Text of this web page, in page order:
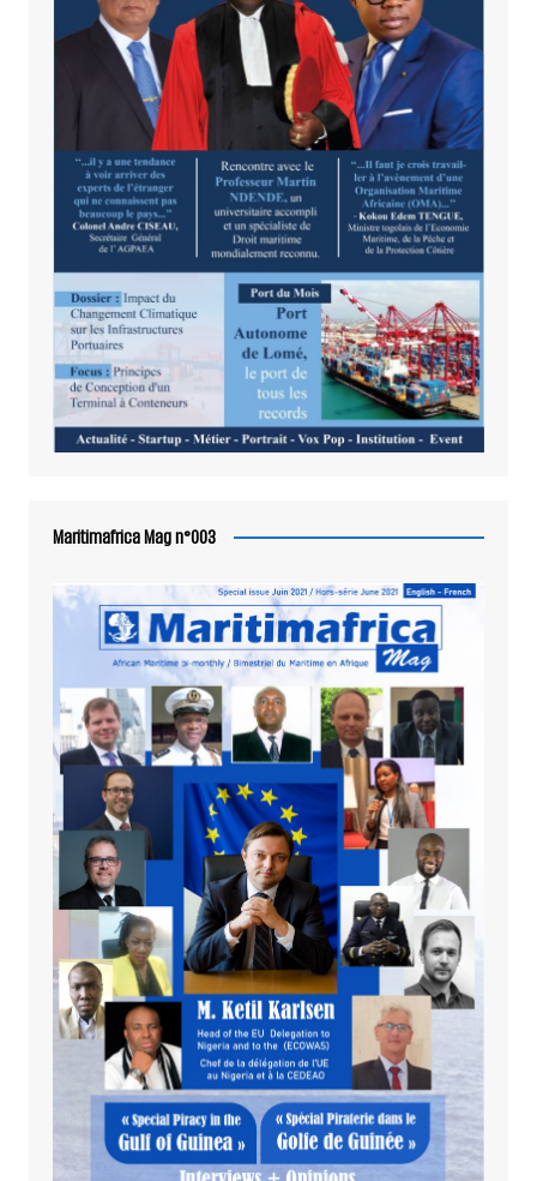
Maritimafrica Mag n°003